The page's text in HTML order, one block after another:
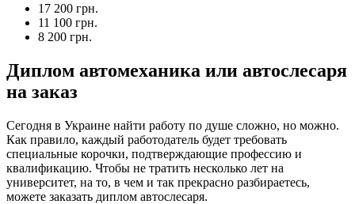
17 200 грн.
11 100 грн.
8 200 грн.
Диплом автомеханика или автослесаря
на заказ
Сегодня в Украине найти работу по душе сложно, но можно.
Как правило, каждый работодатель будет требовать
специальные корочки, подтверждающие профессию и
квалификацию. Чтобы не тратить несколько лет на
университет, на то, в чем и так прекрасно разбираетесь,
можете заказать диплом автослесаря.